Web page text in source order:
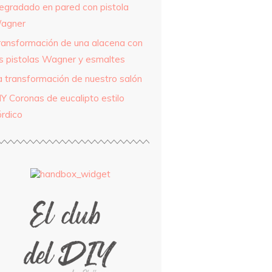
en pared con pistola
de una alacena con
pistolas Wagner y esmaltes
transformación de nuestro salón
Coronas de eucalipto estilo